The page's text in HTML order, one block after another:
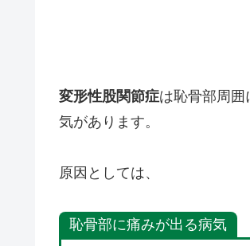
変形性股関節症は恥骨部周
気があります。
原因としては、
恥骨部に痛みが出る病気